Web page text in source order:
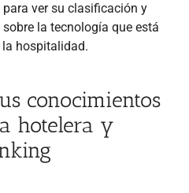
ver su clasificación y
la tecnología que está
hospitalidad.
conocimientos
hotelera y